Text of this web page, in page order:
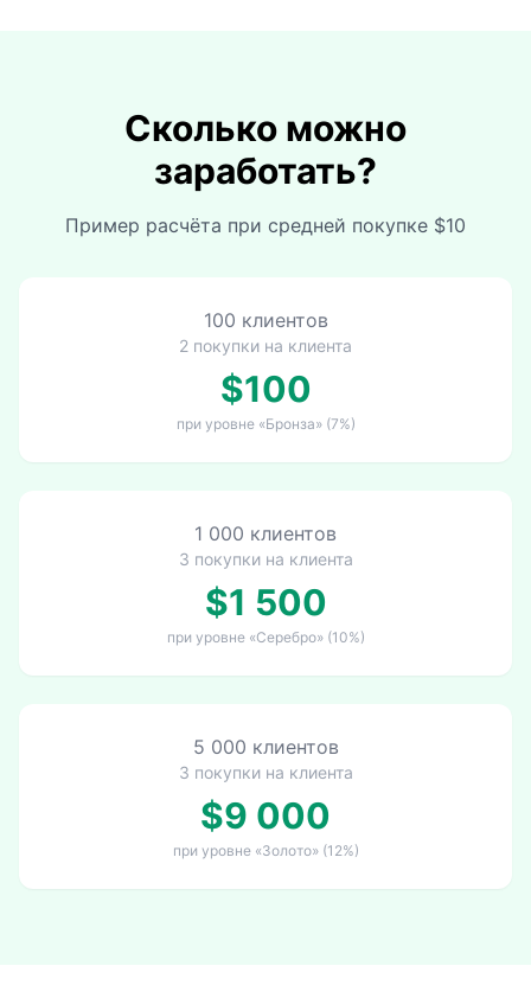
Сколько можно
заработать?
Пример расчёта при средней покупке $10
100 клиентов
2 покупки на клиента
$100
при уровне «Бронза» (7%)
1 000 клиентов
3 покупки на клиента
$1 500
при уровне «Серебро» (10%)
5 000 клиентов
3 покупки на клиента
$9 000
при уровне «Золото» (12%)